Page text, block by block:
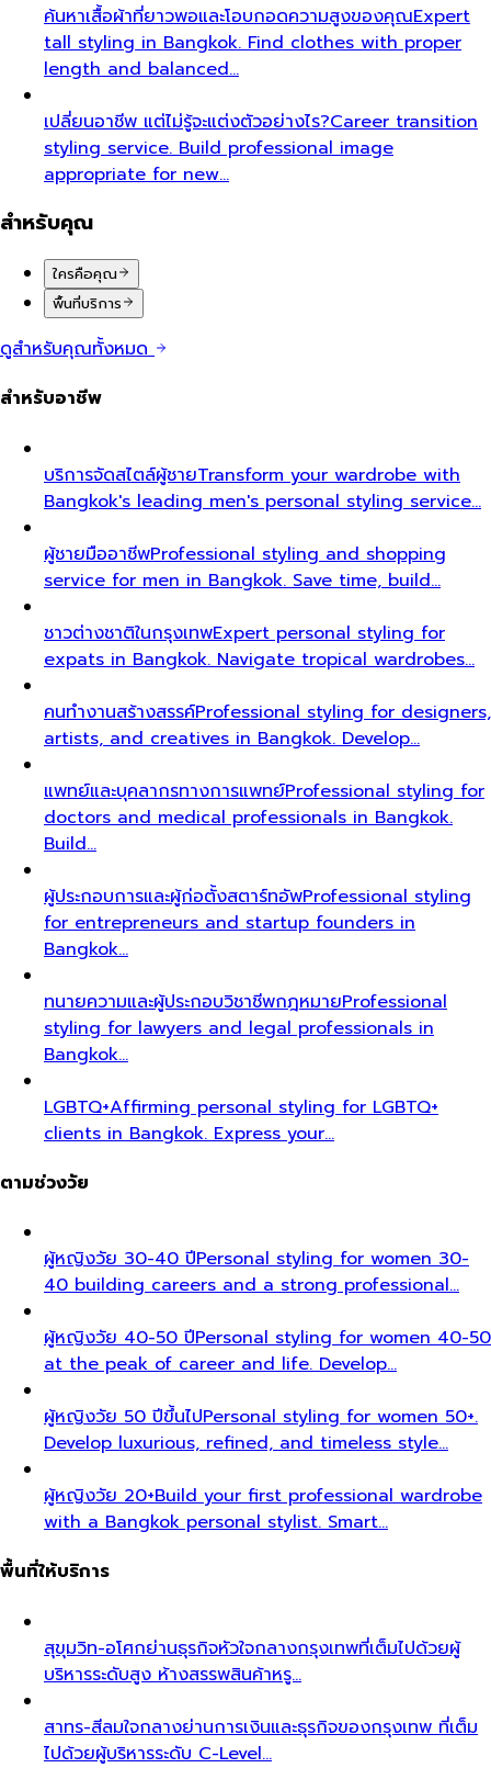
ค้นหาเสื้อผ้าที่ยาวพอและโอบกอดความสูงของคุณExpert
tall styling in Bangkok. Find clothes with proper
length and balanced…
เปลี่ยนอาชีพ แต่ไม่รู้จะแต่งตัวอย่างไร?Career transition
styling service. Build professional image
appropriate for new…
สำหรับคุณ
ใครคือคุณ
พื้นที่บริการ
ดูสำหรับคุณทั้งหมด
สำหรับอาชีพ
บริการจัดสไตล์ผู้ชายTransform your wardrobe with
Bangkok's leading men's personal styling service…
ผู้ชายมืออาชีพProfessional styling and shopping
service for men in Bangkok. Save time, build…
ชาวต่างชาติในกรุงเทพExpert personal styling for
expats in Bangkok. Navigate tropical wardrobes…
คนทำงานสร้างสรรค์Professional styling for designers,
artists, and creatives in Bangkok. Develop…
แพทย์และบุคลากรทางการแพทย์Professional styling for
doctors and medical professionals in Bangkok.
Build…
ผู้ประกอบการและผู้ก่อตั้งสตาร์ทอัพProfessional styling
for entrepreneurs and startup founders in
Bangkok…
ทนายความและผู้ประกอบวิชาชีพกฎหมายProfessional
styling for lawyers and legal professionals in
Bangkok…
LGBTQ+Affirming personal styling for LGBTQ+
clients in Bangkok. Express your…
ตามช่วงวัย
ผู้หญิงวัย 30-40 ปีPersonal styling for women 30-
40 building careers and a strong professional…
ผู้หญิงวัย 40-50 ปีPersonal styling for women 40-50
at the peak of career and life. Develop…
ผู้หญิงวัย 50 ปีขึ้นไปPersonal styling for women 50+.
Develop luxurious, refined, and timeless style…
ผู้หญิงวัย 20+Build your first professional wardrobe
with a Bangkok personal stylist. Smart…
พื้นที่ให้บริการ
สุขุมวิท-อโศกย่านธุรกิจหัวใจกลางกรุงเทพที่เต็มไปด้วยผู้
บริหารระดับสูง ห้างสรรพสินค้าหรู…
สาทร-สีลมใจกลางย่านการเงินและธุรกิจของกรุงเทพ ที่เต็ม
ไปด้วยผู้บริหารระดับ C-Level…